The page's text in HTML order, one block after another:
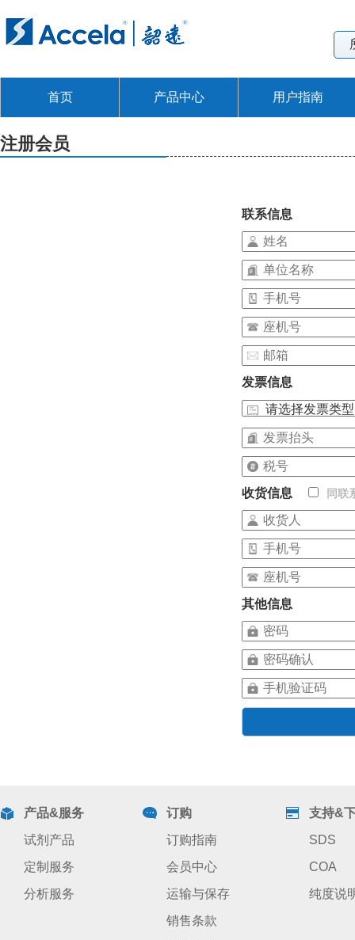
首页 产品中心 用户指南
注册会员
联系信息
发票信息
收货信息 同联
其他信息
产品&服务
试剂产品
定制服务
分析服务
订购
订购指南
会员中心
运输与保存
销售条款
支持&
SDS
COA
纯度说